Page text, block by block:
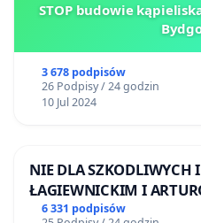
STOP budowie
3 678 podpisów
26 Podpisy / 24 godzin
10 Jul 2024
NIE DLA SZKODLIWYCH
ŁAGIEWNICKIM I
6 331 podpisów